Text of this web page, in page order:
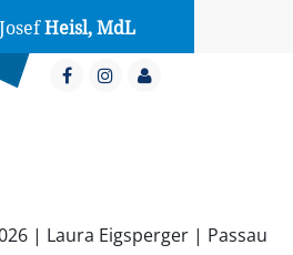
JosefHeisl, MdL
| Laura Eigsperger | Passau